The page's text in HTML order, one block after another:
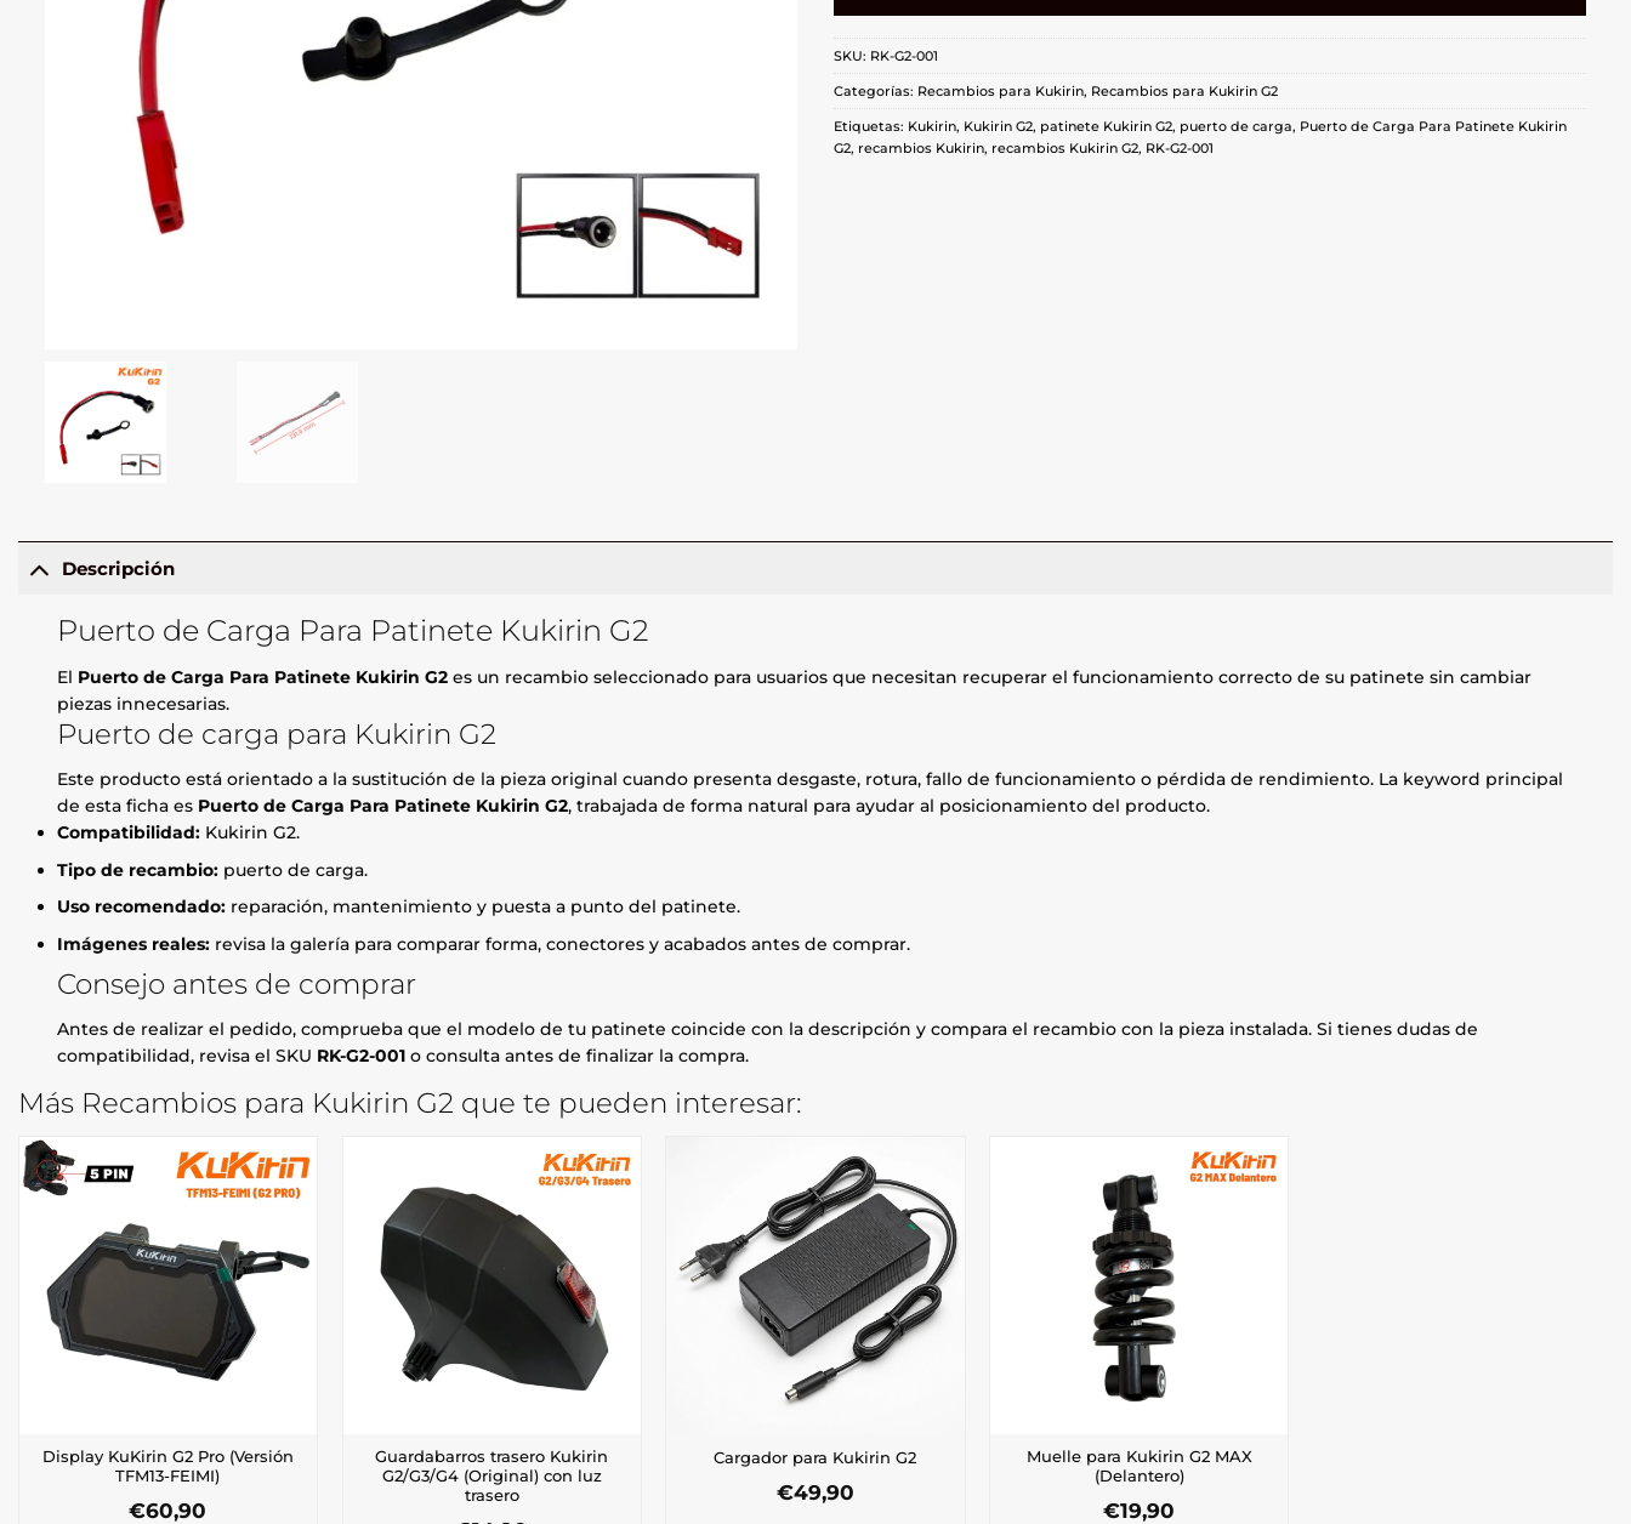
SKU: RK-G2-001
Categorías: Recambios para Kukirin, Recambios para Kukirin G2
Etiquetas: Kukirin, Kukirin G2, patinete Kukirin G2, puerto de carga, Puerto de Carga Para Patinete Kukirin
G2, recambios Kukirin, recambios Kukirin G2, RK-G2-001
Descripción
Puerto de Carga Para Patinete Kukirin G2
El Puerto de Carga Para Patinete Kukirin G2 es un recambio seleccionado para usuarios que necesitan recuperar el funcionamiento correcto de su patinete sin cambiar
piezas innecesarias.
Puerto de carga para Kukirin G2
Este producto está orientado a la sustitución de la pieza original cuando presenta desgaste, rotura, fallo de funcionamiento o pérdida de rendimiento. La keyword principal
de esta ficha es Puerto de Carga Para Patinete Kukirin G2, trabajada de forma natural para ayudar al posicionamiento del producto.
Compatibilidad: Kukirin G2.
Tipo de recambio: puerto de carga.
Uso recomendado: reparación, mantenimiento y puesta a punto del patinete.
Imágenes reales: revisa la galería para comparar forma, conectores y acabados antes de comprar.
Consejo antes de comprar
Antes de realizar el pedido, comprueba que el modelo de tu patinete coincide con la descripción y compara el recambio con la pieza instalada. Si tienes dudas de
compatibilidad, revisa el SKU RK-G2-001 o consulta antes de finalizar la compra.
Más Recambios para Kukirin G2 que te pueden interesar:
Display KuKirin G2 Pro (Versión
TFM13-FEIMI)
€60,90
Guardabarros trasero Kukirin
G2/G3/G4 (Original) con luz
trasero
Cargador para Kukirin G2
€49,90
Muelle para Kukirin G2 MAX
(Delantero)
€19,90